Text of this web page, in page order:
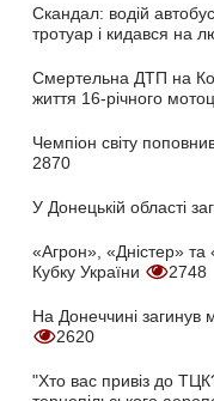
Скандал: водій
тротуар і кидався на
Смертельна ДТП на
життя 16-річного
Чемпіон світу
2870
У Донецькій області
«Агрон», «Дністер» та
Кубку України
2748
На Донеччині загинув
2620
"Хто вас привіз до